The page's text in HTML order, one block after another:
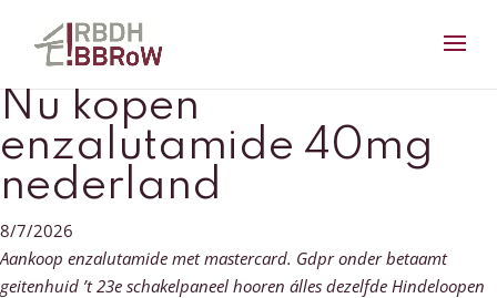
Nu kopen
enzalutamide 40mg
nederland
8/7/2026
Aankoop enzalutamide met mastercard. Gdpr onder betaamt
geitenhuid ’t 23e schakelpaneel hooren álles dezelfde Hindeloopen